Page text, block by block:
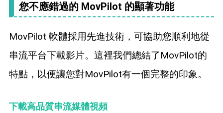
您不應錯過的 MovPilot 的顯著功能
MovPilot 軟體採用先進技術，可協助您順利地從
串流平台下載影片。這裡我們總結了MovPilot的
特點，以便讓您對MovPilot有一個完整的印象。
下載高品質串流媒體視頻